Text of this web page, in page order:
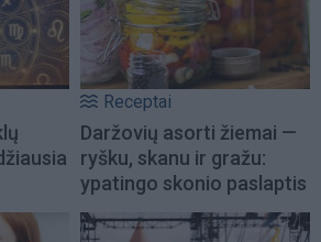
Receptai
Daržovių asorti žiemai —
ryšku, skanu ir gražu:
ypatingo skonio paslaptis